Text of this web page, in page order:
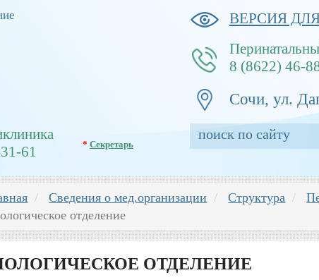
ВЕРСИЯ
8 (8622) 46-
61
* Секретарь
Сочи, ул.
Сведения о мед.организации Структура
отделение
ОТДЕЛЕНИЕ